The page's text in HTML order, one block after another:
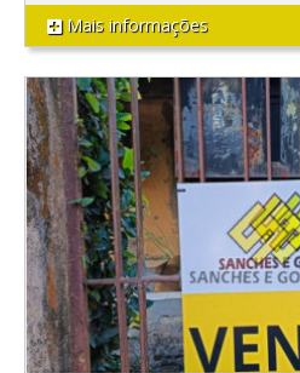
Mais informações